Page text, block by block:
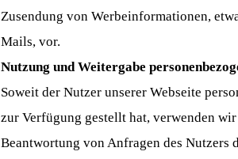
Zusendung von Werbeinformationen,
Mails, vor.
Nutzung und Weitergabe
Soweit der Nutzer unserer Webseite
zur Verfügung gestellt hat, verwenden
Beantwortung von Anfragen des Nutzers